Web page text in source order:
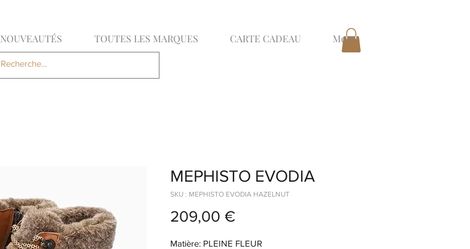
NOUVEAUTÉS TOUTES LES MARQUES CARTE CADEAU More
MEPHISTO EVODIA
SKU : MEPHISTO EVODIA HAZELNUT
209,00 €Prix
Matière: PLEINE FLEUR